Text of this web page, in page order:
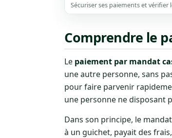
Sécuriser ses paiements et vérifier
Comprendre le
Le paiement par mandat
une autre personne, sans
pour faire parvenir
une personne ne disposant
Dans son principe, le
à un guichet, payait des